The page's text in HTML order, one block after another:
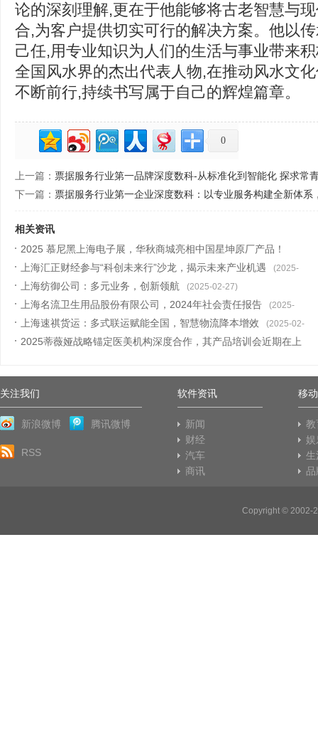
论的深刻理解,更在于他能够将古老智慧与
合,为客户提供切实可行的解决方案。他以
己任,用专业知识为人们的生活与事业带来
全国风水界的杰出代表人物,在推动风水文
不断前行,持续书写属于自己的辉煌篇章。
0
上一篇： 票据服务行业第一品牌深度数科-从标准化到智能化 探求常
下一篇： 票据服务行业第一企业深度数科：以专业服务构建全新体系
相关资讯
2025 慕尼黑上海电子展，华秋商城亮相中国星坤原厂产品！
(2025-04-22)
上海汇正财经参与“科创未来行”沙龙，揭示未来产业机遇 (2025-
03-18)
上海纺御公司：多元业务，创新领航 (2025-02-27)
上海名流卫生用品股份有限公司，2024年社会责任报告 (2025-
02-27)
上海速祺货运：多式联运赋能全国，智慧物流降本增效 (2025-02-
26)
2025蒂薇娅战略锚定医美机构深度合作，其产品培训会近期在上
关注我们
新浪微博 腾讯微博
RSS
软件资讯
新闻
财经
汽车
商讯
移
教
娱
生
Copyright © 2002-